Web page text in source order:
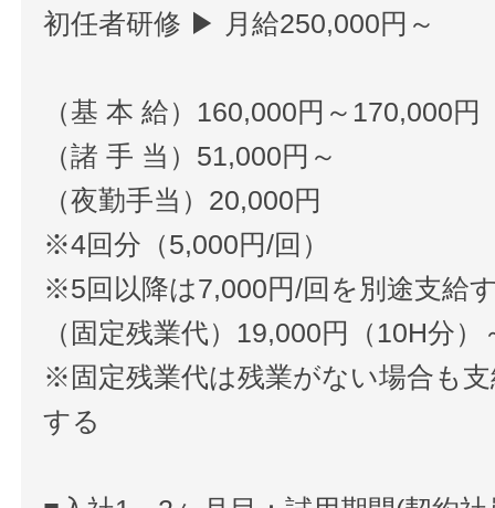
初任者研修 ▶ 月給250,000円～
（基 本 給）160,000円～170,000円
（諸 手 当）51,000円～
（夜勤手当）20,000円
※4回分（5,000円/回）
※5回以降は7,000円/回を別途支給
（固定残業代）19,000円（10H分）
※固定残業代は残業がない場合も
する